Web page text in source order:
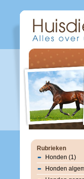
Rubrieken
Honden (1)
Honden